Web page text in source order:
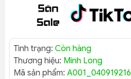
Tình trạng: Còn hàng
Thương hiệu: Minh Long
Mã sản phẩm: A001_040919216